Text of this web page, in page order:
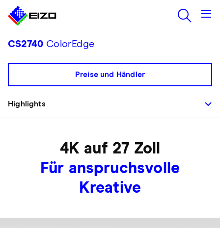
CS2740 ColorEdge
Highlights
Preise und Händler
4K auf 27 Zoll
Für anspruchsvolle
Kreative